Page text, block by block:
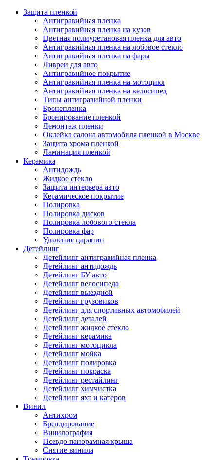
Защита пленкой
Антигравийная пленка
Антигравийная пленка на кузов
Цветная полиуретановая пленка для авто
Антигравийная пленка на лобовое стекло
Антигравийная пленка на фары
Ливреи для авто
Антигравийное покрытие
Антигравийная пленка на мотоцикл
Антигравийная пленка на велосипед
Типы антигравийной пленки
Бронепленка
Бронирование пленкой
Демонтаж пленки
Оклейка салона автомобиля пленкой в Москве
Защита хрома пленкой
Ламинация пленкой
Керамика
Антидождь
Жидкое стекло
Защита интерьера авто
Керамическое покрытие
Полировка
Полировка дисков
Полировка лобового стекла
Полировка фар
Удаление царапин
Детейлинг
Детейлинг антигравийная пленка
Детейлинг антидождь
Детейлинг БУ авто
Детейлинг велосипеда
Детейлинг выездной
Детейлинг грузовиков
Детейлинг для спортивных автомобилей
Детейлинг деталей
Детейлинг жидкое стекло
Детейлинг керамика
Детейлинг мотоцикла
Детейлинг мойка
Детейлинг полировка
Детейлинг покраска
Детейлинг рестайлинг
Детейлинг химчистка
Детейлинг яхт и катеров
Винил
Антихром
Брендирование
Винилография
Псевдо панорамная крыша
Снятие винила